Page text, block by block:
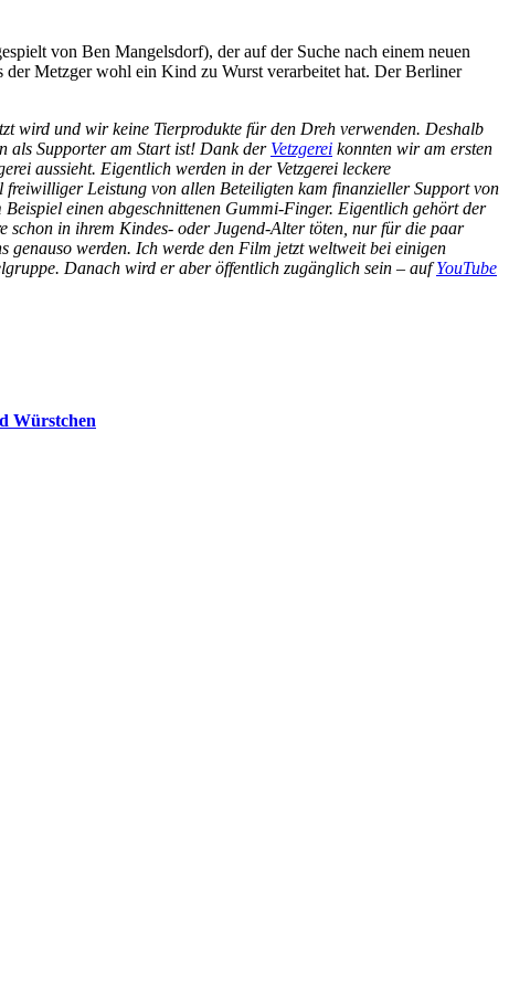
von Ben Mangelsdorf), der auf der Suche nach einem neuen
Metzger wohl ein Kind zu Wurst verarbeitet hat. Der Berliner
wird und wir keine Tierprodukte für den Dreh verwenden. Deshalb
als Supporter am Start ist! Dank der Vetzgerei konnten wir am ersten
aussieht. Eigentlich werden in der Vetzgerei leckere
freiwilliger Leistung von allen Beteiligten kam finanzieller Support von
einen abgeschnittenen Gummi-Finger. Eigentlich gehört der
schon in ihrem Kindes- oder Jugend-Alter töten, nur für die paar
genauso werden. Ich werde den Film jetzt weltweit bei einigen
Danach wird er aber öffentlich zugänglich sein – aufYouTube
Würstchen